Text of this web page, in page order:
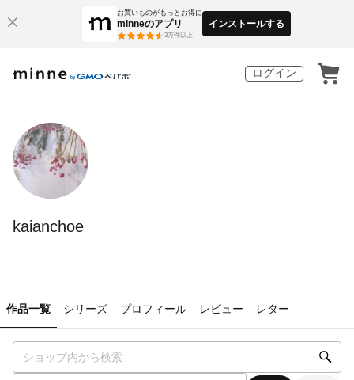
お買いものがもっとお得に
minneのアプリ
3万件以上
インストールする
ログイン
kaianchoe
作品一覧 シリーズ プロフィール レビュー レター